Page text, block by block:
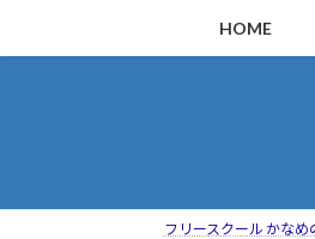
キ
に
HOME
フリースクール かな